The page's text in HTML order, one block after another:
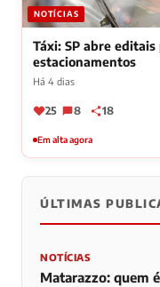
NOTÍCIAS
Táxi: SP abre editais
estacionamentos
Há 4 dias
25 8 18
Em alta agora
ÚLTIMAS
NOTÍCIAS
Matarazzo: quem